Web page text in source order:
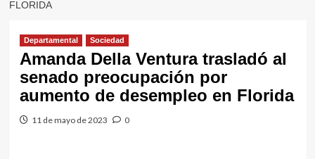
FLORIDA
Departamental Sociedad
Amanda Della Ventura trasladó al
senado preocupación por
aumento de desempleo en Florida
11 de mayo de 2023 0